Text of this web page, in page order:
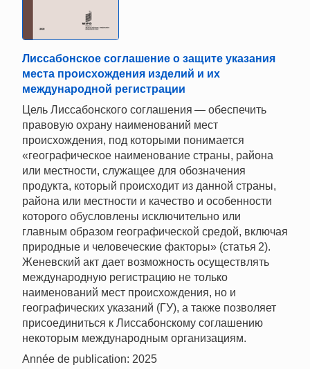
Лиссабонское соглашение о защите указания
места происхождения изделий и их
международной регистрации
Цель Лиссабонского соглашения — обеспечить
правовую охрану наименований мест
происхождения, под которыми понимается
«географическое наименование страны, района
или местности, служащее для обозначения
продукта, который происходит из данной страны,
района или местности и качество и особенности
которого обусловлены исключительно или
главным образом географической средой, включая
природные и человеческие факторы» (статья 2).
Женевский акт дает возможность осуществлять
международную регистрацию не только
наименований мест происхождения, но и
географических указаний (ГУ), а также позволяет
присоединиться к Лиссабонскому соглашению
некоторым международным организациям.
Année de publication: 2025